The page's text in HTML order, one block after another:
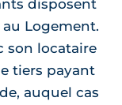
disposent
au Logement.
son locataire
tiers payant
auquel cas